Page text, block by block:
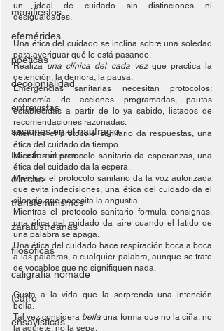
manifiestos
efemérides
poéticas
decolonialidad
entrevistas
sesiones en el naufragio
transfeminismos
clínicas
transfeminismos
zaratustreanas
filosóficas
caligrafía nómade
teatro
ensayísticas
un ideal de cuidado sin distinciones ni
desigualdades.
Una ética del cuidado se inclina sobre una soledad
para averiguar qué le está pasando.
Realiza una clínica del cada vez que practica la
detención, la demora, la pausa.
Emergencias sanitarias necesitan protocolos:
economía de acciones programadas, pautas
establecidas a partir de lo ya sabido, listados de
recomendaciones razonadas.
Mientras el protocolo sanitario da respuestas, una
ética del cuidado da tiempo.
Mientras el protocolo sanitario da esperanzas, una
ética del cuidado da la espera.
Mientras el protocolo sanitario da la voz autorizada
que evita indecisiones, una ética del cuidado da el
silencio que necesita la angustia.
Mientras el protocolo sanitario formula consignas,
una ética del cuidado da aire cuando el latido de
una palabra se apaga.
Una ética del cuidado hace respiración boca a boca
a las palabras, a cualquier palabra, aunque se trate
de vocablos que no signifiquen nada.
Gusta a la vida que la sorprenda una intención
bella.
Tal vez considera bella una forma que no la ciña, no
la aquiete, no la sepa.